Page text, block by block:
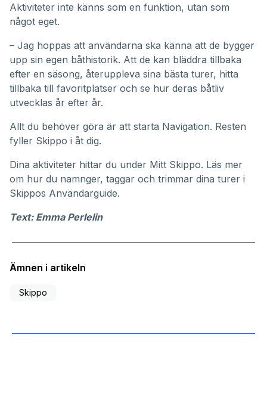
Aktiviteter inte känns som en funktion, utan som
något eget.
– Jag hoppas att användarna ska känna att de bygger
upp sin egen båthistorik. Att de kan bläddra tillbaka
efter en säsong, återuppleva sina bästa turer, hitta
tillbaka till favoritplatser och se hur deras båtliv
utvecklas år efter år.
Allt du behöver göra är att starta Navigation. Resten
fyller Skippo i åt dig.
Dina aktiviteter hittar du under Mitt Skippo. Läs mer
om hur du namnger, taggar och trimmar dina turer i
Skippos Användarguide.
Text: Emma Perlelin
Ämnen i artikeln
Skippo